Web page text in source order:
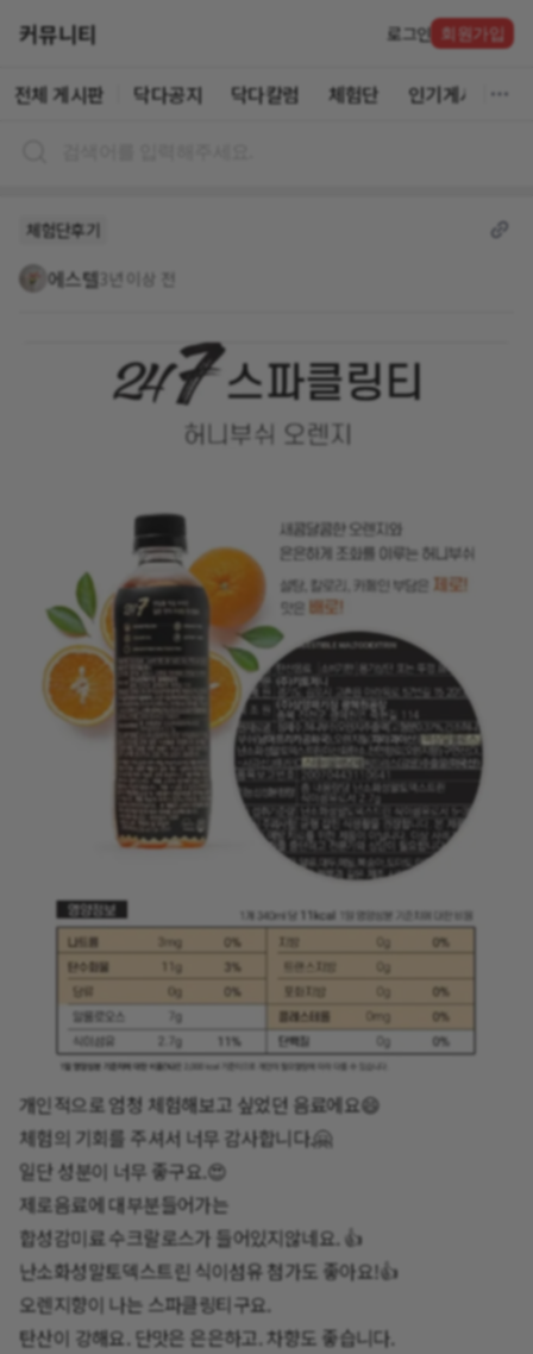
커뮤니티 로그인 회원가입
전체 게시판 닥다공지 닥다칼럼 체험단 인기게시글
체험단후기
에스텔 3년 이상 전
개인적으로 엄청 체험해보고 싶었던 음료에요😄
체험의 기회를 주셔서 너무 감사합니다.🤗
일단 성분이 너무 좋구요.😍
제로음료에 대부분들어가는
합성감미료 수크랄로스가 들어있지않네요. 👍
난소화성말토덱스트린 식이섬유 첨가도 좋아요!👍
오렌지향이 나는 스파클링티구요.
탄산이 강해요. 단맛은 은은하고. 차향도 좋습니다.